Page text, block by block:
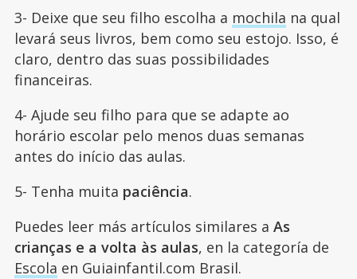
3- Deixe que seu filho escolha a mochila na qual
levará seus livros, bem como seu estojo. Isso, é
claro, dentro das suas possibilidades
financeiras.
4- Ajude seu filho para que se adapte ao
horário escolar pelo menos duas semanas
antes do início das aulas.
5- Tenha muita paciência.
Puedes leer más artículos similares a As
crianças e a volta às aulas, en la categoría de
Escola en Guiainfantil.com Brasil.